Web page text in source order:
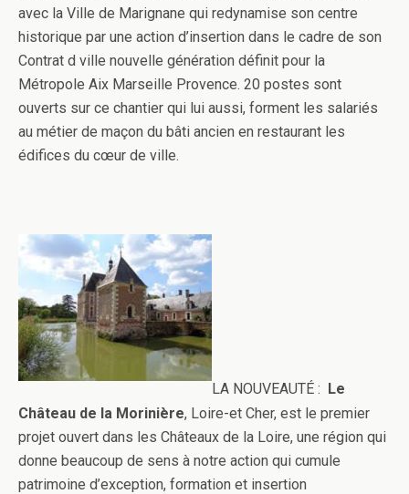
avec la Ville de Marignane qui redynamise son centre
historique par une action d’insertion dans le cadre de son
Contrat d ville nouvelle génération définit pour la
Métropole Aix Marseille Provence. 20 postes sont
ouverts sur ce chantier qui lui aussi, forment les salariés
au métier de maçon du bâti ancien en restaurant les
édifices du cœur de ville.
LA NOUVEAUTÉ :
Le
Château de la Morinière, Loire-et Cher, est le premier
projet ouvert dans les Châteaux de la Loire, une région qui
donne beaucoup de sens à notre action qui cumule
patrimoine d’exception, formation et insertion